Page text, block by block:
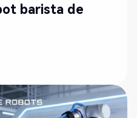
barista de